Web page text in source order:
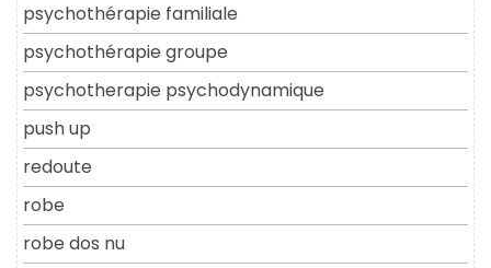
psychothérapie familiale
psychothérapie groupe
psychotherapie psychodynamique
push up
redoute
robe
robe dos nu